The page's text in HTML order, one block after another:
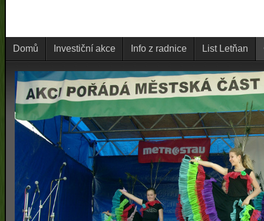
Domů Investiční akce Info z radnice List Letňan